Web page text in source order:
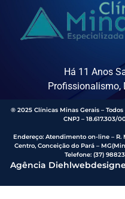
Há 11 Anos
Profissionalismo,
® 2025 Clínicas Minas Gerais –
CNPJ – 18.617.303/
Endereço: Atendimento on-line – R.
Centro, Conceição do Pará –
Telefone:(37)
Agência